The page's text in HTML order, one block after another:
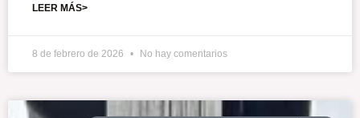
LEER MÁS>
8 de febrero de 2026 No hay comentarios